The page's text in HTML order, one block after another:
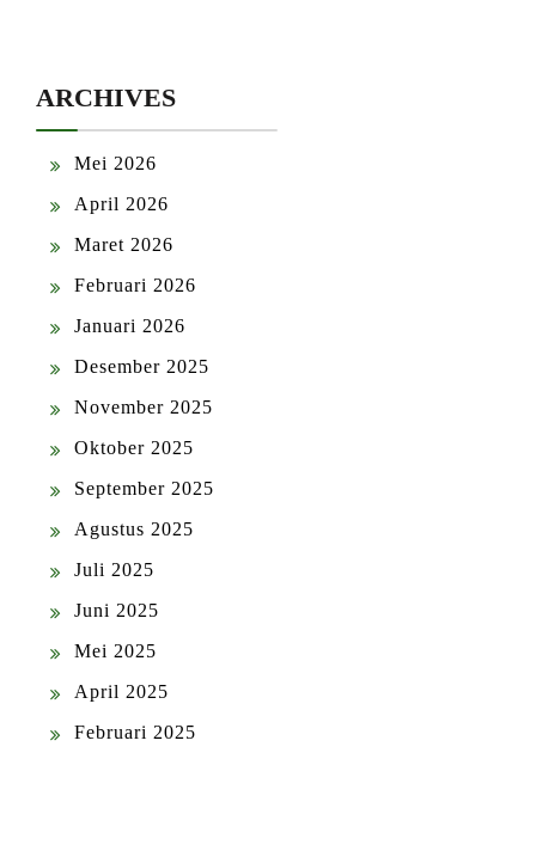
ARCHIVES
Mei 2026
April 2026
Maret 2026
Februari 2026
Januari 2026
Desember 2025
November 2025
Oktober 2025
September 2025
Agustus 2025
Juli 2025
Juni 2025
Mei 2025
April 2025
Februari 2025